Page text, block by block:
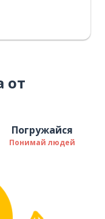
от
Погружайся
Понимай людей